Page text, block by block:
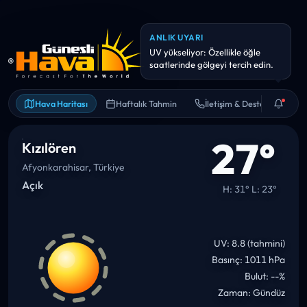
Hava Haritası Haftalık Tahmin İletişim & Destek
ANLIK UYARI
Hava kalitesi hassas kişiler için
riskli olabilir. Uzun süreli dış
Kızılören
Afyonkarahisar, Türkiye
Açık 27°
H: 31° L: 23°
UV: 8.8 (tahmini)
Basınç: 1011 hPa
Bulut: --%
Zaman: Gündüz